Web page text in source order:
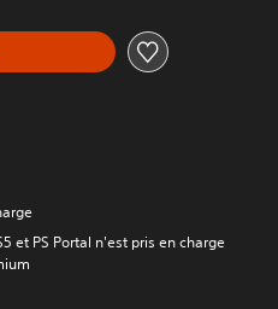
et PS Portal n'est pris en charge